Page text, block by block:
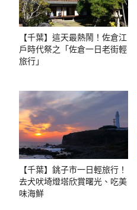
【千葉】這天最熱鬧！佐倉江
戶時代祭之「佐倉一日老街輕
旅行」
【千葉】銚子市一日輕旅行！
去犬吠埼燈塔欣賞曙光、吃美
味海鮮